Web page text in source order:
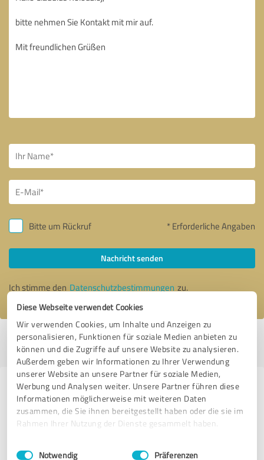
Diese Webseite verwendet Cookies
Wir verwenden Cookies, um Inhalte und Anzeigen zu
personalisieren, Funktionen für soziale Medien anbieten zu
können und die Zugriffe auf unsere Website zu analysieren.
Außerdem geben wir Informationen zu Ihrer Verwendung
unserer Website an unsere Partner für soziale Medien,
Werbung und Analysen weiter. Unsere Partner führen diese
Informationen möglicherweise mit weiteren Daten
zusammen, die Sie ihnen bereitgestellt haben oder die sie im
Rahmen Ihrer Nutzung der Dienste gesammelt haben.
Impressum Datenschutzbestimmungen
Einwilligungsauswahl
Notwendig Präferenzen
Bitte um Rückruf * Erforderliche Angaben
Nachricht senden
Ich stimme den Datenschutzbestimmungen zu.
Profil aktiv seit 08.03.2024 |Letzte Aktualisierung: 05.08.2026|Profil
melden
Erfahrungen zu weiteren
Anbietern aus dem Bereich
Immobilienvermittlung
Jonas & Kroth GmbH